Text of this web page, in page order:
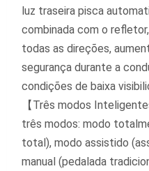
luz traseira pisca
combinada com o
todas as direções,
segurança durante a
condições de baixa
【Três modos
três modos: modo
total), modo assistido
manual (pedalada